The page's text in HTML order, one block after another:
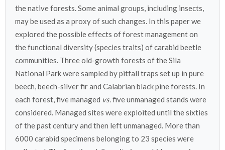
the native forests. Some animal groups, including insects,
may be used as a proxy of such changes. In this paper we
explored the possible effects of forest management on
the functional diversity (species traits) of carabid beetle
communities. Three old-growth forests of the Sila
National Park were sampled by pitfall traps set up in pure
beech, beech-silver fir and Calabrian black pine forests. In
each forest, five managed vs.five unmanaged stands were
considered. Managed sites were exploited until the sixties
of the past century and then left unmanaged. More than
6000 carabid specimens belonging to 23 species were